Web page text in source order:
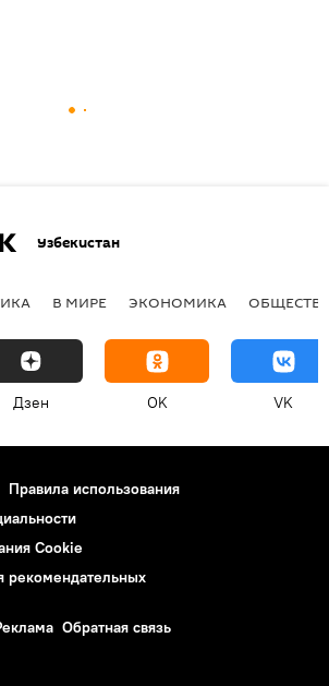
Узбекистан
В МИРЕ ЭКОНОМИКА
Дзен OK VK
Правила использования
Cookie
рекомендательных
Обратная связь